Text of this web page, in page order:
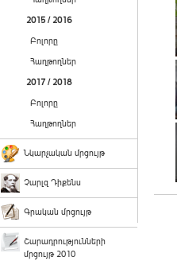
2015 / 2016
Բոլորը
Հաղթողներ
2017 / 2018
Բոլորը
Հաղթողներ
Նկարչական մրցույթ
Չարլզ Դիքենս
Գրական մրցույթ
Շարադրությունների
մրցույթ 2010